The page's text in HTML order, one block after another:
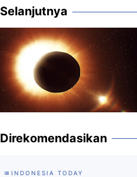
Selanjutnya
Direkomendasikan
INDONESIA TODAY